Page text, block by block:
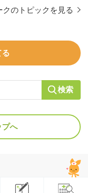
クのトピックを見る
る
検索
プへ